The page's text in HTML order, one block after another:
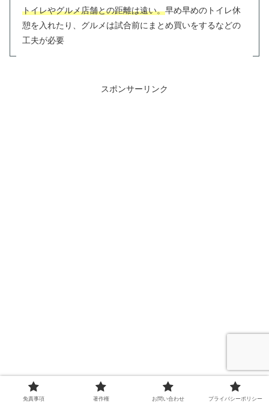
トイレやグルメ店舗との距離は遠い。早め早めのトイレ休
憩を入れたり、グルメは試合前にまとめ買いをするなどの
工夫が必要
スポンサーリンク
免責事項 著作権 お問い合わせ プライバシーポリシー